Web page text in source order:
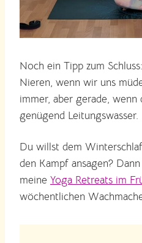
Noch ein Tipp zum
Nieren, wenn wir uns
immer, aber gerade,
genügend Leitungswasser.
Du willst dem
den Kampf ansagen?
meine Yoga Retreats im
wöchentlichen